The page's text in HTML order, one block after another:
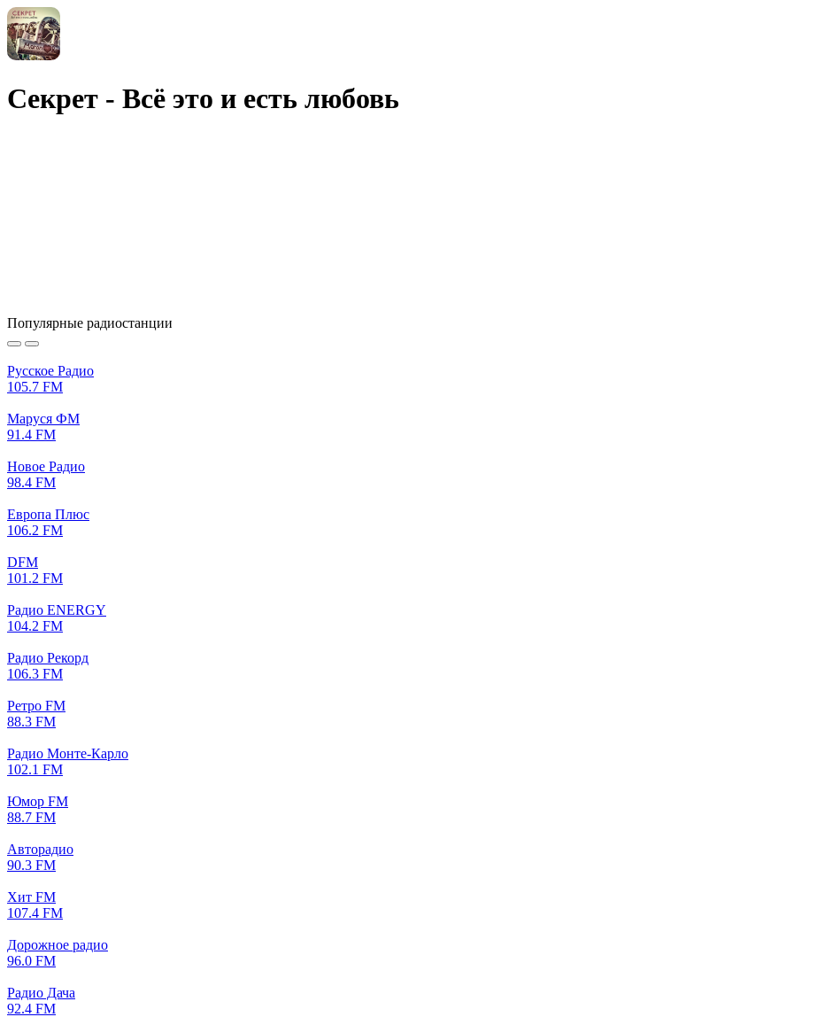
Секрет - Всё это и есть любовь
Популярные радиостанции
Русское Радио
105.7 FM
Маруся ФМ
91.4 FM
Новое Радио
98.4 FM
Европа Плюс
106.2 FM
DFM
101.2 FM
Радио ENERGY
104.2 FM
Радио Рекорд
106.3 FM
Ретро FM
88.3 FM
Радио Монте-Карло
102.1 FM
Юмор FM
88.7 FM
Авторадио
90.3 FM
Хит FM
107.4 FM
Дорожное радио
96.0 FM
Радио Дача
92.4 FM